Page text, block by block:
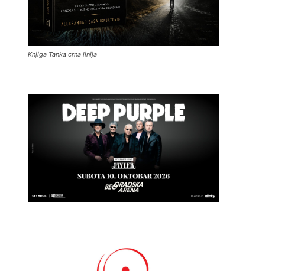
Knjiga Tanka crna linija